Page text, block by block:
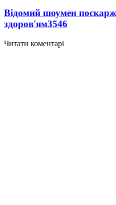
Відомий шоумен
здоров'ям3546
Читати коментарі